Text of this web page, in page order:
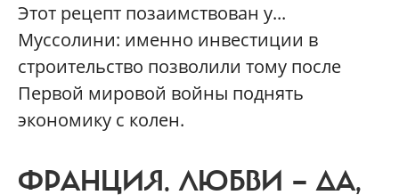
Этот рецепт позаимствован у...
Муссолини: именно инвестиции в
строительство позволили тому после
Первой мировой войны поднять
экономику с колен.
ФРАНЦИЯ. ЛЮБВИ — ДА,